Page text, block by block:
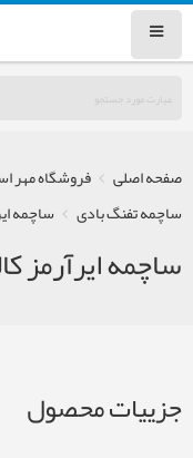
صفحه اصلی فروشگاه مهر
ساچمه تفنگ بادی
ساچمه
ساچمه ایرآرمز کالیبر 4.5 -
جزییات محصول